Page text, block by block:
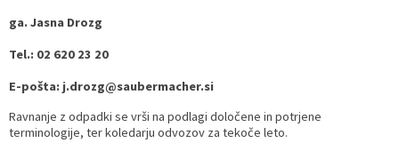
ga. Jasna Drozg
Tel.: 02 620 23 20
E-pošta: j.drozg@saubermacher.si
Ravnanje z odpadki se vrši na podlagi določene in potrjene
terminologije, ter koledarju odvozov za tekoče leto.